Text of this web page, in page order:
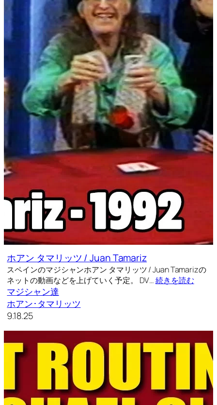
ホアン タマリッツ / Juan Tamariz
スペインのマジシャンホアン タマリッツ / Juan Tamarizの
ネットの動画などを上げていく予定。 DV…続きを読む
マジシャン達
ホアン･タマリッツ
9.18.25